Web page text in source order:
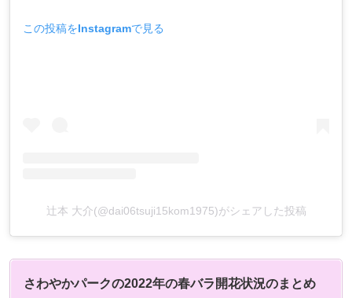
この投稿をInstagramで見る
辻本 大介(@dai06tsuji15kom1975)がシェアした投稿
さわやかパークの2022年の春バラ開花状況のまとめ